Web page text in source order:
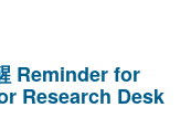
Reminder for
Research Desk